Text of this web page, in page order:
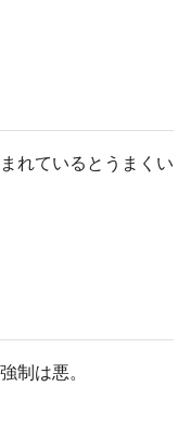
れているとうまくい
制は悪。